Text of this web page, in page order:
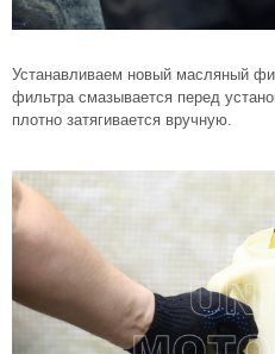
Устанавливаем новый масляный
фильтра смазывается перед
плотно затягивается вручную.